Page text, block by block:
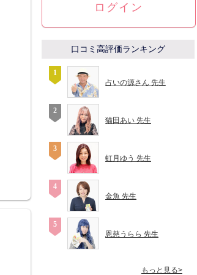
ログイン
口コミ高評価ランキング
占いの源さん 先生
猫田あい 先生
虹月ゆう 先生
金魚 先生
恩慈うらら 先生
もっと見る>